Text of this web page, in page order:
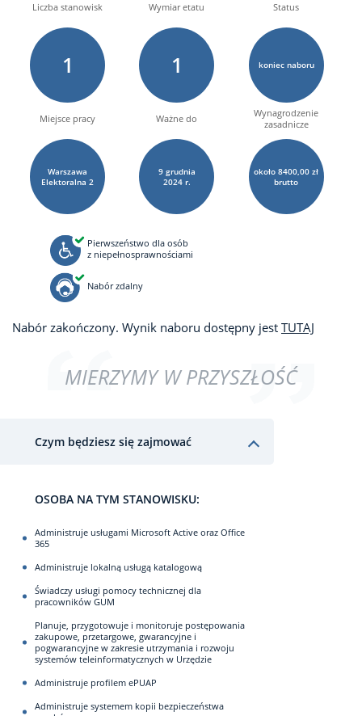
Liczba stanowisk
1
Wymiar etatu
1
Status
koniec naboru
Miejsce pracy
Warszawa
Elektoralna 2
Ważne do
9 grudnia
2024 r.
Wynagrodzenie
zasadnicze
około 8400,00 zł
brutto
Pierwszeństwo dla osób
z niepełnosprawnościami
Nabór zdalny
Nabór zakończony. Wynik naboru dostępny jest TUTAJ
MIERZYMY W PRZYSZŁOŚĆ
Czym będziesz się zajmować
OSOBA NA TYM STANOWISKU:
Administruje usługami Microsoft Active oraz Office
365
Administruje lokalną usługą katalogową
Świadczy usługi pomocy technicznej dla
pracowników GUM
Planuje, przygotowuje i monitoruje postępowania
zakupowe, przetargowe, gwarancyjne i
pogwarancyjne w zakresie utrzymania i rozwoju
systemów teleinformatycznych w Urzędzie
Administruje profilem ePUAP
Administruje systemem kopii bezpieczeństwa